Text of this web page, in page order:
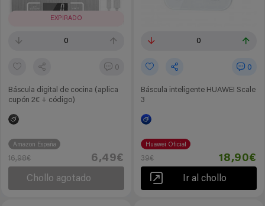
EXPIRADO
0
0
Báscula digital de cocina (aplica
cupón 2€ + código)
Amazon España
16,98€ 6,49€
Chollo agotado
0
0
Báscula inteligente HUAWEI Scale
3
Huawei Oficial
39€ 18,90€
Ir al chollo